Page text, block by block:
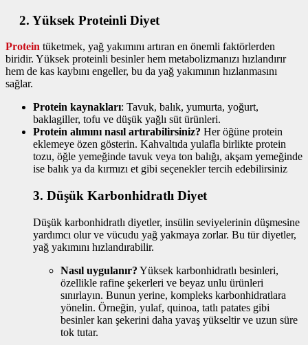
2. Yüksek Proteinli Diyet
Protein tüketmek, yağ yakımını artıran en önemli faktörlerden
biridir. Yüksek proteinli besinler hem metabolizmanızı hızlandırır
hem de kas kaybını engeller, bu da yağ yakımının hızlanmasını
sağlar.
Protein kaynakları: Tavuk, balık, yumurta, yoğurt,
baklagiller, tofu ve düşük yağlı süt ürünleri.
Protein alımını nasıl artırabilirsiniz? Her öğüne protein
eklemeye özen gösterin. Kahvaltıda yulafla birlikte protein
tozu, öğle yemeğinde tavuk veya ton balığı, akşam yemeğinde
ise balık ya da kırmızı et gibi seçenekler tercih edebilirsiniz
3. Düşük Karbonhidratlı Diyet
Düşük karbonhidratlı diyetler, insülin seviyelerinin düşmesine
yardımcı olur ve vücudu yağ yakmaya zorlar. Bu tür diyetler,
yağ yakımını hızlandırabilir.
Nasıl uygulanır? Yüksek karbonhidratlı besinleri,
özellikle rafine şekerleri ve beyaz unlu ürünleri
sınırlayın. Bunun yerine, kompleks karbonhidratlara
yönelin. Örneğin, yulaf, quinoa, tatlı patates gibi
besinler kan şekerini daha yavaş yükseltir ve uzun süre
tok tutar.